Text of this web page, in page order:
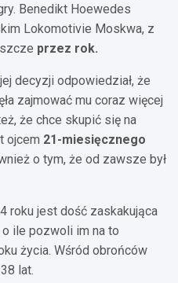
Benedikt Hoewedes
Lokomotivie Moskwa, z
przez rok.
decyzji odpowiedział, że
zajmować mu coraz więcej
że chce skupić się na
ojcem 21-miesięcznego
o tym, że od zawsze był
roku jest dość zaskakująca
ile pozwoli im na to
życia. Wśród obrońców
lat.